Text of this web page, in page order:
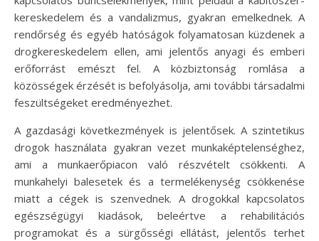
kereskedelem és a vandalizmus, gyakran emelkednek. A
rendőrség és egyéb hatóságok folyamatosan küzdenek a
drogkereskedelem ellen, ami jelentős anyagi és emberi
erőforrást emészt fel. A közbiztonság romlása a
közösségek érzését is befolyásolja, ami további társadalmi
feszültségeket eredményezhet.
A gazdasági következmények is jelentősek. A szintetikus
drogok használata gyakran vezet munkaképtelenséghez,
ami a munkaerőpiacon való részvételt csökkenti. A
munkahelyi balesetek és a termelékenység csökkenése
miatt a cégek is szenvednek. A drogokkal kapcsolatos
egészségügyi kiadások, beleértve a rehabilitációs
programokat és a sürgősségi ellátást, jelentős terhet